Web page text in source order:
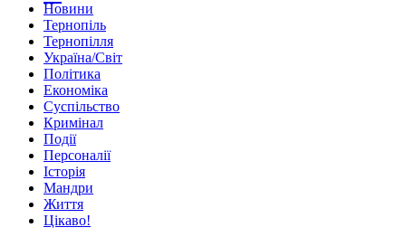
Новини
Тернопіль
Тернопілля
Україна/Світ
Політика
Економіка
Суспільство
Кримінал
Події
Персоналії
Історія
Мандри
Життя
Цікаво!